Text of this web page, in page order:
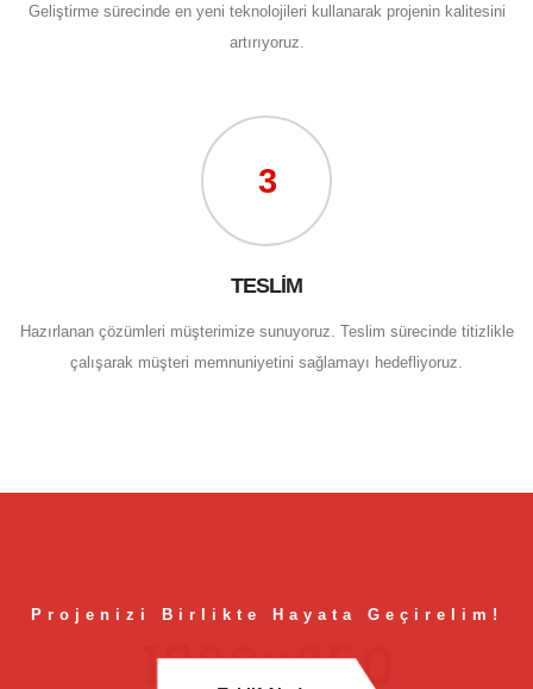
Geliştirme sürecinde en yeni teknolojileri kullanarak projenin kalitesini
artırıyoruz.
3
TESLİM
Hazırlanan çözümleri müşterimize sunuyoruz. Teslim sürecinde titizlikle
çalışarak müşteri memnuniyetini sağlamayı hedefliyoruz.
Projenizi Birlikte Hayata Geçirelim!